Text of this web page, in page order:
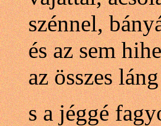
szénnel,
és az sem
az összes
s a jéggé